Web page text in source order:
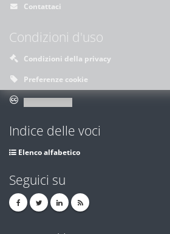
Contattaci
Condizioni d'uso
Condizioni della privacy
Preferenze cookie
Indice delle voci
Elenco alfabetico
Seguici su